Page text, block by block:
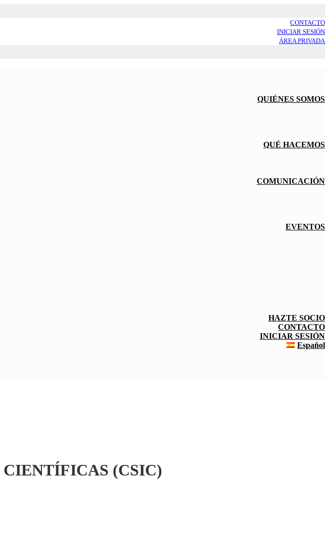
CONTACTO
INICIAR SESIÓN
ÁREA PRIVADA
QUIÉNES SOMOS
QUÉ HACEMOS
COMUNICACIÓN
EVENTOS
HAZTE SOCIO
CONTACTO
INICIAR SESIÓN
Español
(CSIC)